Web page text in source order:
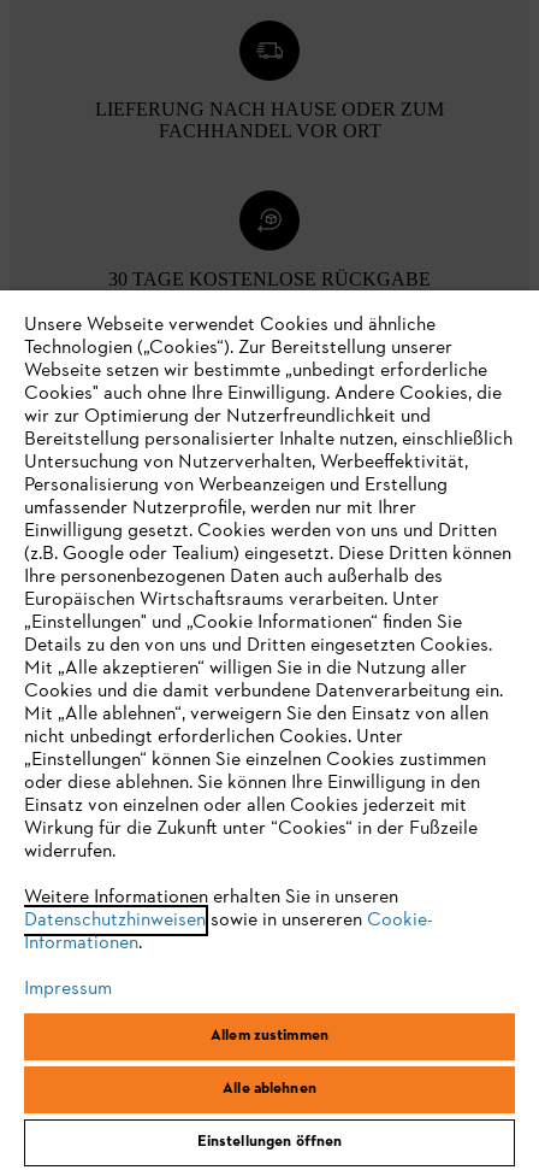
LIEFERUNG NACH HAUSE ODER ZUM
FACHHANDEL VOR ORT
30 TAGE KOSTENLOSE RÜCKGABE
Zahlungsmöglichkeiten
Unternehmen
Online Shop
Service
Allgemeine Geschäftsbedingungen
Impressum Cookies Rechtliche Informationen
STIHL Vertriebszentrale AG & Co. KG, D-64807 Dieburg
IHR BROWSER WIRD NICHT
UNTERSTÜTZT
eine optimale Nutzung unserer Seite empfehlen wir Ihnen, zu
einem der folgenden Browser zu wechseln:
Firefox Chrome
Unsere Webseite verwendet Cookies und ähnliche
Technologien („Cookies“). Zur Bereitstellung unserer
Webseite setzen wir bestimmte „unbedingt erforderliche
Cookies" auch ohne Ihre Einwilligung. Andere Cookies, die
wir zur Optimierung der Nutzerfreundlichkeit und
Bereitstellung personalisierter Inhalte nutzen, einschließlich
Untersuchung von Nutzerverhalten, Werbeeffektivität,
Personalisierung von Werbeanzeigen und Erstellung
umfassender Nutzerprofile, werden nur mit Ihrer
Einwilligung gesetzt. Cookies werden von uns und Dritten
(z.B. Google oder Tealium) eingesetzt. Diese Dritten können
Ihre personenbezogenen Daten auch außerhalb des
Europäischen Wirtschaftsraums verarbeiten. Unter
„Einstellungen" und „Cookie Informationen“ finden Sie
Details zu den von uns und Dritten eingesetzten Cookies.
Mit „Alle akzeptieren“ willigen Sie in die Nutzung aller
Cookies und die damit verbundene Datenverarbeitung ein.
Mit „Alle ablehnen“, verweigern Sie den Einsatz von allen
nicht unbedingt erforderlichen Cookies. Unter
„Einstellungen“ können Sie einzelnen Cookies zustimmen
oder diese ablehnen. Sie können Ihre Einwilligung in den
Einsatz von einzelnen oder allen Cookies jederzeit mit
Wirkung für die Zukunft unter “Cookies“ in der Fußzeile
widerrufen.
Weitere Informationen erhalten Sie in unseren
Datenschutzhinweisensowie in unsereren Cookie-
Informationen.
Impressum
Allem zustimmen
Alle ablehnen
Einstellungen öffnen